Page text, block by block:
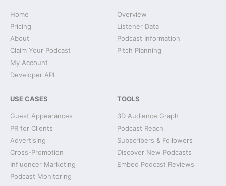
Home
Pricing
About
Claim Your Podcast
My Account
Developer API
Overview
Listener Data
Podcast Information
Pitch Planning
USE CASES
Guest Appearances
PR for Clients
Advertising
Cross-Promotion
Influencer Marketing
Podcast Monitoring
TOOLS
3D Audience Graph
Podcast Reach
Subscribers & Followers
Discover New Podcasts
Embed Podcast Reviews